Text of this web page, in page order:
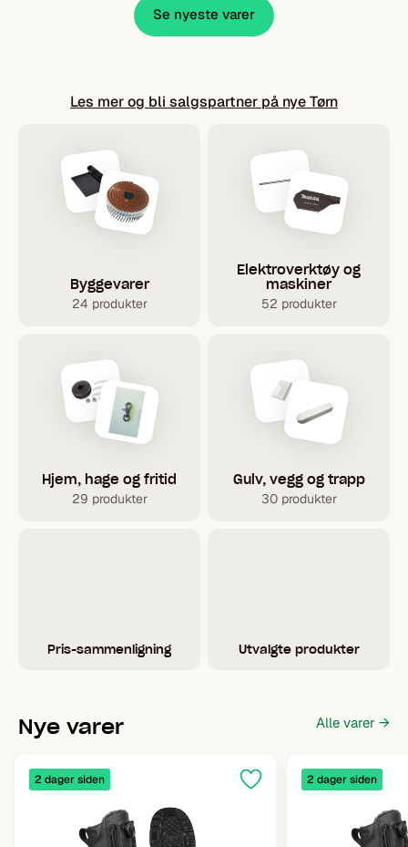
Se nyeste varer
Les mer og bli salgspartner på nye Tørn
Byggevarer
24 produkter
Elektroverktøy og
maskiner
52 produkter
Hjem, hage og fritid
29 produkter
Gulv, vegg og trapp
30 produkter
Pris-sammenligning Utvalgte produkter
Nye varer Alle varer →
2 dager siden 2 dager siden